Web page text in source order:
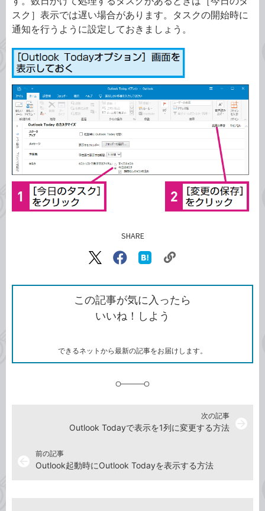
スク］表示では遅い場合があります。タスクの開始時に
通知を行うように設定しておきましょう。
SHARE
X（旧
で
シ
ェ
ア
Facebook
シ
ェ
ア
な
ブ
ッ
ク
ク
ク
を
コ
この記事が気に入ったら
いいね！しよう
できるネットから最新の記事をお届けします。
前の記事
Outlook起動時にOutlook Todayを表示する方法
次の記事
Outlook Todayで表示を1列に変更する方法